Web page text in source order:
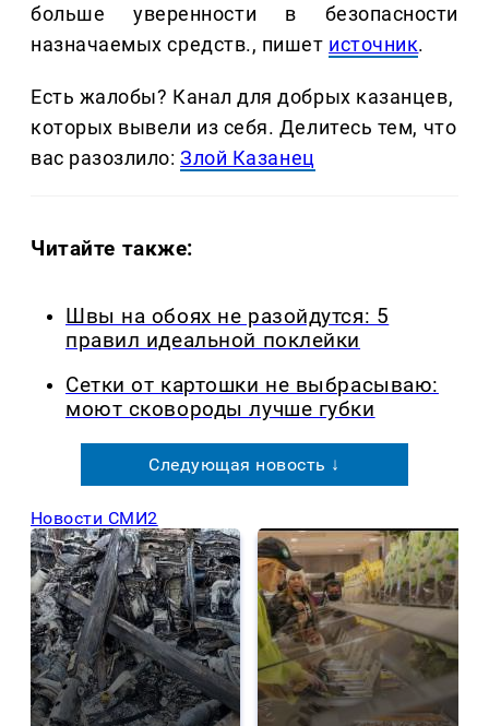
больше уверенности в безопасности
назначаемых средств., пишет источник.
Есть жалобы? Канал для добрых казанцев,
которых вывели из себя. Делитеcь тем, что
вас разозлило:Злой Казанец
Читайте также:
Швы на обоях не разойдутся: 5
правил идеальной поклейки
Сетки от картошки не выбрасываю:
моют сковороды лучше губки
Следующая новость ↓
Новости СМИ2